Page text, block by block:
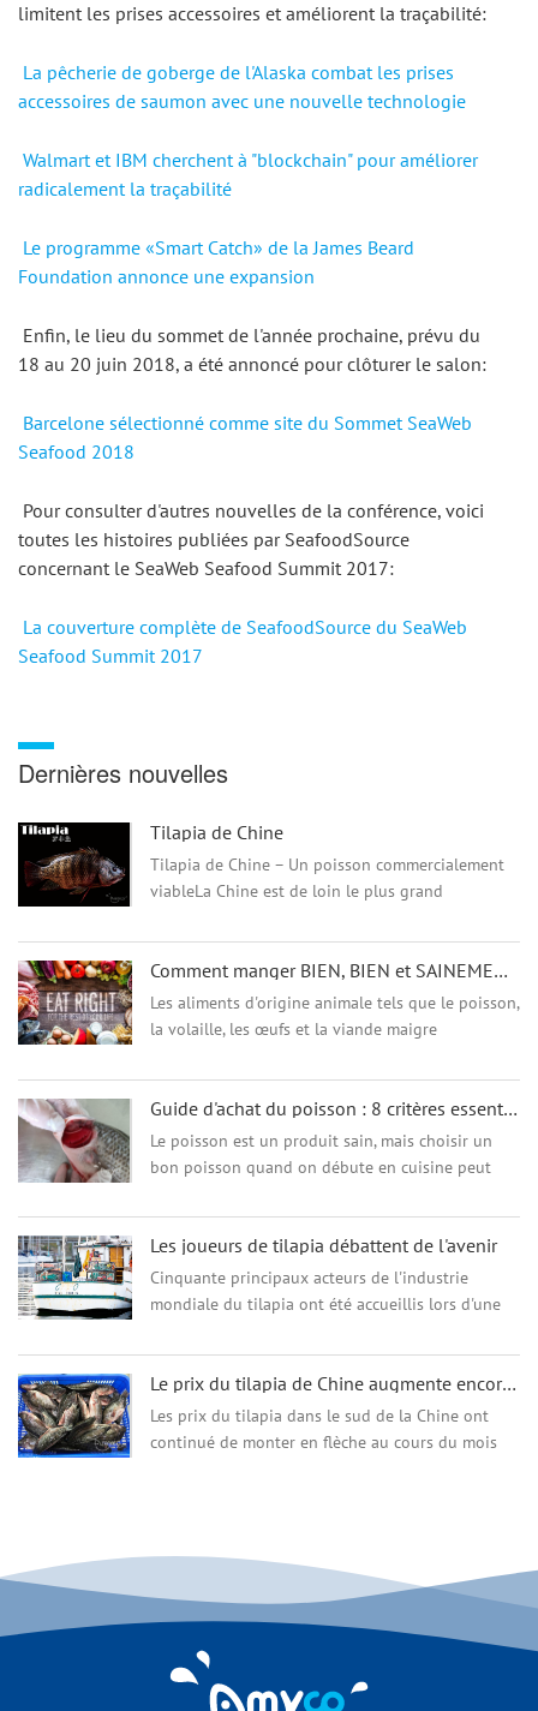
limitent les prises accessoires et améliorent la traçabilité:
La pêcherie de goberge de l'Alaska combat les prises
accessoires de saumon avec une nouvelle technologie
Walmart et IBM cherchent à "blockchain" pour améliorer
radicalement la traçabilité
Le programme «Smart Catch» de la James Beard
Foundation annonce une expansion
18 au 20 juin 2018, a été annoncé pour clôturer le salon:
Barcelone sélectionné comme site du Sommet SeaWeb
Seafood 2018
toutes les histoires publiées par SeafoodSource
concernant le SeaWeb Seafood Summit 2017:
La couverture complète de SeafoodSource du SeaWeb
Seafood Summit 2017
Dernières nouvelles
Tilapia de Chine
Tilapia de Chine – Un poisson commercialement
viableLa Chine est de loin le plus grand
poisson d'eau douce chaud appartenant à la
fami...
Comment manger BIEN, BIEN et SAINEMENT ?
Les aliments d'origine animale tels que le poisson,
la volaille, les œufs et la viande maigre
alimentation équilibrée. Ces aliments ...
Guide d'achat du poisson : 8 critères essentiels pour juger de la fraîcheur d'un poisson
Le poisson est un produit sain, mais choisir un
bon poisson quand on débute en cuisine peut
quelques astuces pour bien juger de la qual...
Les joueurs de tilapia débattent de l'avenir
Cinquante principaux acteurs de l'industrie
mondiale du tilapia ont été accueillis lors d'une
de l'alimentation Skretting. L'événement a été
convoqué pour discuter des moyens de stimuler
la produc ...
Le prix du tilapia de Chine augmente encore beaucoup à partir d'octobre
Les prix du tilapia dans le sud de la Chine ont
continué de monter en flèche au cours du mois